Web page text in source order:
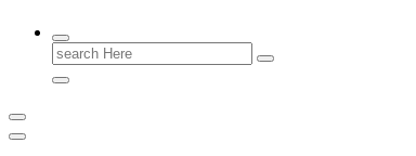
Search
for: